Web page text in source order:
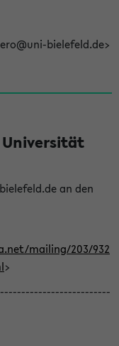
bielefeld.de>
an den
mailing/203/932
>